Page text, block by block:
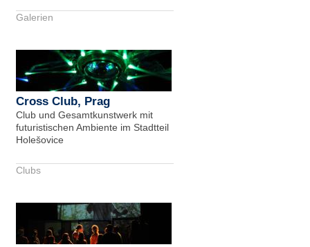
Galerien
Cross Club, Prag
Club und Gesamtkunstwerk mit
futuristischen Ambiente im Stadtteil
Holešovice
Clubs